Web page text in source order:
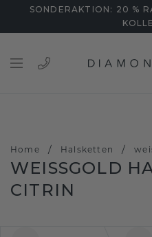
SONDERAKTION: 20 %
Home / Halsketten /
WEISSGOLD
ITRIN